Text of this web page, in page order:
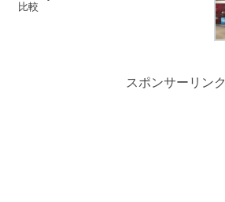
比較
スポンサーリンク